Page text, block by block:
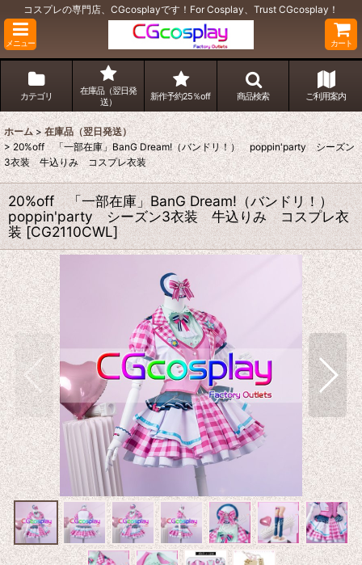
コスプレの専門店、CGcosplayです！For Cosplay、Trust CGcosplay！
メニュー カート
カテゴリ
在庫品（翌日発
送）
新作予約25％off 商品検索 ご利用案内
ホーム > 在庫品（翌日発送）
> 20%off 「一部在庫」BanG Dream!（バンドリ！） poppin'party シーズン
3衣装 牛込りみ コスプレ衣装
20%off 「一部在庫」BanG Dream!（バンドリ！）
poppin'party シーズン3衣装 牛込りみ コスプレ衣
装 [CG2110CWL]